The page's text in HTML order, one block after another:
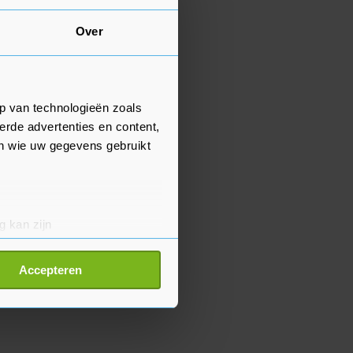
Over
van technologieën zoals
advertenties en content,
wie uw gegevens gebruikt
kan zijn
detailgedeelte
Accepteren